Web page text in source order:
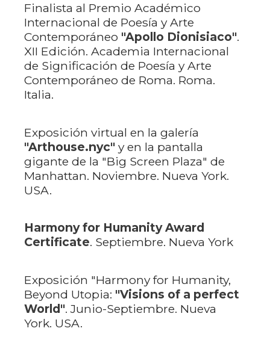
Finalista al Premio Académico
Internacional de Poesía y Arte
Contemporáneo "Apollo Dionisiaco".
XII Edición. Academia Internacional
de Significación de Poesía y Arte
Contemporáneo de Roma. Roma.
Italia.
Exposición virtual en la galería
"Arthouse.nyc" y en la pantalla
gigante de la "Big Screen Plaza" de
Manhattan. Noviembre. Nueva York.
USA.
Harmony for Humanity Award
Certificate. Septiembre. Nueva York
Exposición "Harmony for Humanity,
Beyond Utopia: "Visions of a perfect
World". Junio-Septiembre. Nueva
York. USA.